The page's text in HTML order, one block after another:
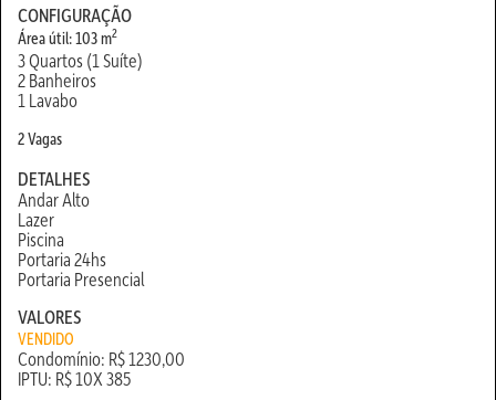
CONFIGURAÇÃO
Área útil: 103 m2
3 Quartos (1 Suíte)
2 Banheiros
1 Lavabo
2 Vagas
DETALHES
Andar Alto
Lazer
Piscina
Portaria 24hs
Portaria Presencial
VALORES
VENDIDO
Condomínio: R$ 1230,00
IPTU: R$ 10X 385